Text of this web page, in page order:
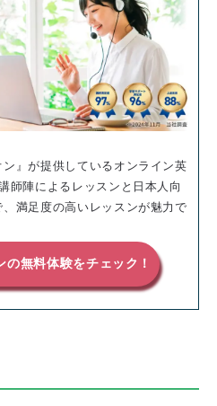
』が提供しているオンライン英
師陣によるレッスンと日本人向
満足度の高いレッスンが魅力で
無料体験をチェック！